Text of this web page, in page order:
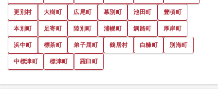
更別村
大樹町 広尾町 幕別町 池田町
豊頃町
本別町
足寄町 陸別町 浦幌町 釧路町
厚岸町
浜中町
標茶町 弟子屈町 鶴居村 白糠町
別海町
中標津町
標津町 羅臼町